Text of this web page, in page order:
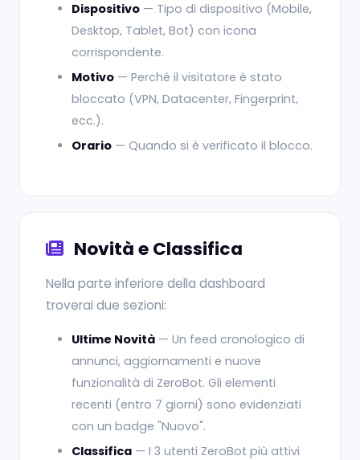
Dispositivo — Tipo di dispositivo (Mobile,
Desktop, Tablet, Bot) con icona
corrispondente.
Motivo — Perché il visitatore è stato
bloccato (VPN, Datacenter, Fingerprint,
ecc.).
Orario — Quando si è verificato il blocco.
Novità e Classifica
Nella parte inferiore della dashboard
troverai due sezioni:
Ultime Novità — Un feed cronologico di
annunci, aggiornamenti e nuove
funzionalità di ZeroBot. Gli elementi
recenti (entro 7 giorni) sono evidenziati
con un badge "Nuovo".
Classifica — I 3 utenti ZeroBot più attivi